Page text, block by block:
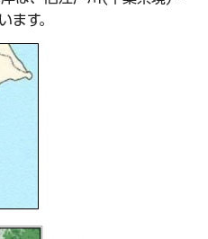
ます。